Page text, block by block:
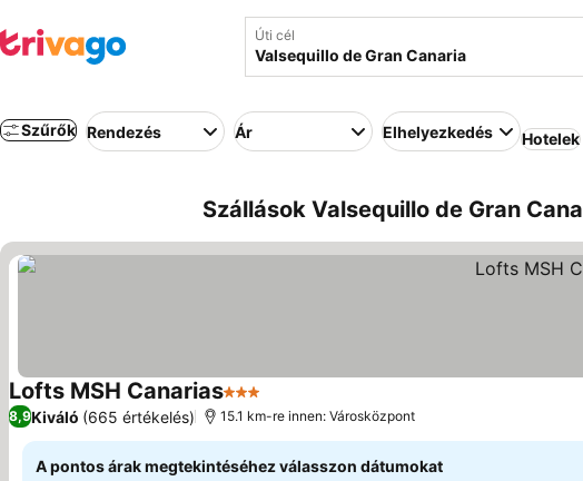
Úti cél
Szűrők Rendezés Ár Elhelyezkedés Hotelek
Szállások Valsequillo de Gran
Lofts MSH Canarias3 Kategória
8,9Kiváló (665 értékelés) 15.1 km-re innen: Városközpont
A pontos árak megtekintéséhez válasszon dátumokat